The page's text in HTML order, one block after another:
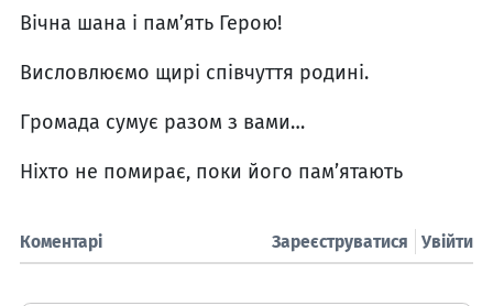
Вічна шана і пам’ять Герою!
Висловлюємо щирі співчуття родині.
Громада сумує разом з вами…
Ніхто не помирає, поки його пам’ятають
Коментарі Увійти
Зареєструватися